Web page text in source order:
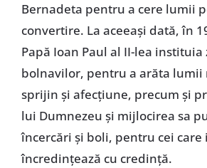
Bernadeta pentru a cere lumii
convertire. La aceeași dată, în
Papă Ioan Paul al II-lea
bolnavilor, pentru a arăta lumii
sprijin și afecțiune, precum și
lui Dumnezeu și mijlocirea sa
încercări și boli, pentru cei care
încredințează cu credință.